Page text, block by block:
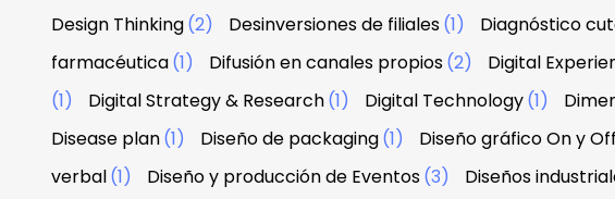
Design Thinking(2) Desinversiones de filiales(1) Diagnóstico
farmacéutica(1) Difusión en canales propios(2) Digital
(1)
Digital Strategy & Research(1) Digital Technology(1)
Disease plan(1) Diseño de packaging(1) Diseño gráfico On y
verbal(1) Diseño y producción de Eventos(3) Diseños